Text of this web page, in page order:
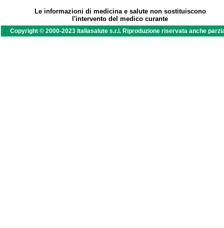
Le informazioni di medicina e salute non sostituiscono
l'intervento del medico curante
Copyright © 2000-2023 Italiasalute s.r.l. Riproduzione riservata anche